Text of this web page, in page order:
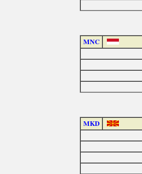
MNC
MKD